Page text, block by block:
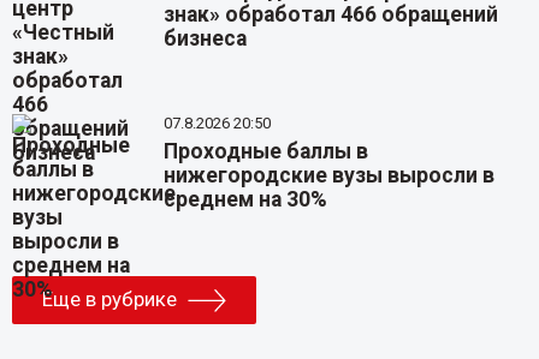
знак» обработал 466 обращений
бизнеса
07.8.2026 20:50
Проходные баллы в
нижегородские вузы выросли в
среднем на 30%
Еще в рубрике